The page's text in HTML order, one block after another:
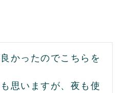
かったのでこちらを
思いますが、夜も使